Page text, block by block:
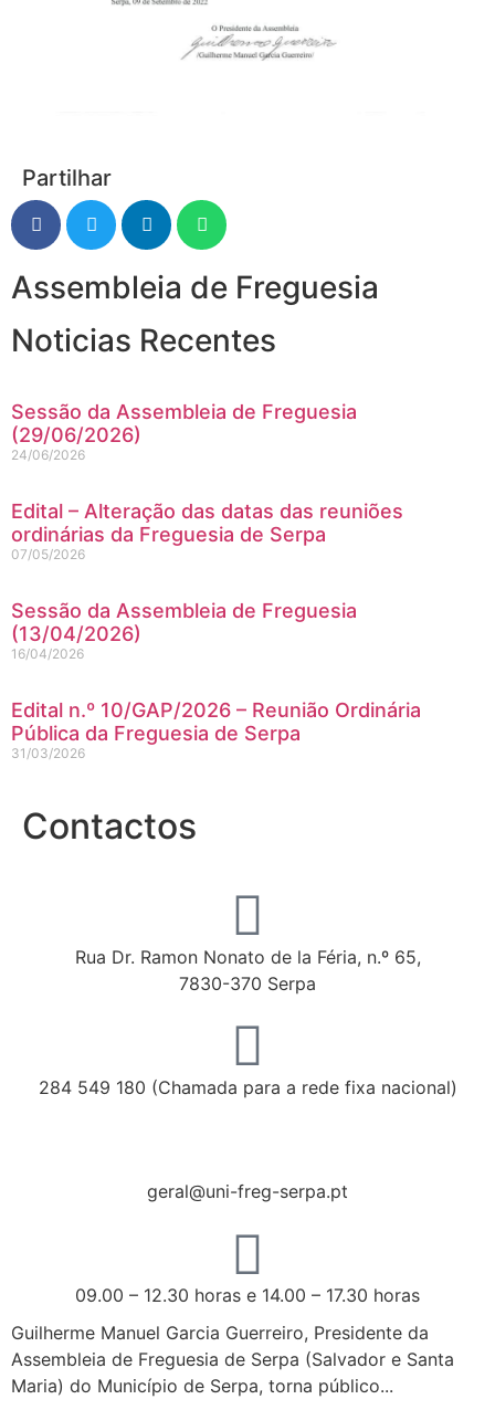
Partilhar
Assembleia de Freguesia
Noticias Recentes
Sessão da Assembleia de Freguesia
(29/06/2026)
24/06/2026
Edital – Alteração das datas das reuniões
ordinárias da Freguesia de Serpa
07/05/2026
Sessão da Assembleia de Freguesia
(13/04/2026)
16/04/2026
Edital n.º 10/GAP/2026 – Reunião Ordinária
Pública da Freguesia de Serpa
31/03/2026
Contactos
Rua Dr. Ramon Nonato de la Féria, n.º 65,
7830-370 Serpa
284 549 180 (Chamada para a rede fixa nacional)
geral@uni-freg-serpa.pt
09.00 – 12.30 horas e 14.00 – 17.30 horas
Guilherme Manuel Garcia Guerreiro, Presidente da
Assembleia de Freguesia de Serpa (Salvador e Santa
Maria) do Município de Serpa, torna público...